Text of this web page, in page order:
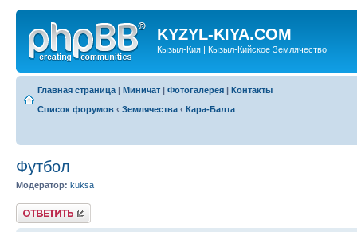
KYZYL-KIYA.COM
Кызыл-Кия | Кызыл-Кийское Землячество
Главная страница | Миничат | Фотогалерея | Контакты
Список форумов ‹ Землячества ‹ Кара-Балта
Футбол
Модератор: kuksa
Ответить